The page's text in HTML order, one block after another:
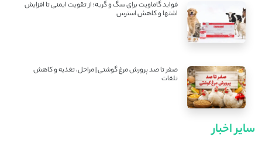
فواید گاماویت برای سگ و گربه؛ از تقویت ایمنی تا افزایش
اشتها و کاهش استرس
صفر تا صد پرورش مرغ گوشتی | مراحل، تغذیه و کاهش
تلفات
سایر اخبار